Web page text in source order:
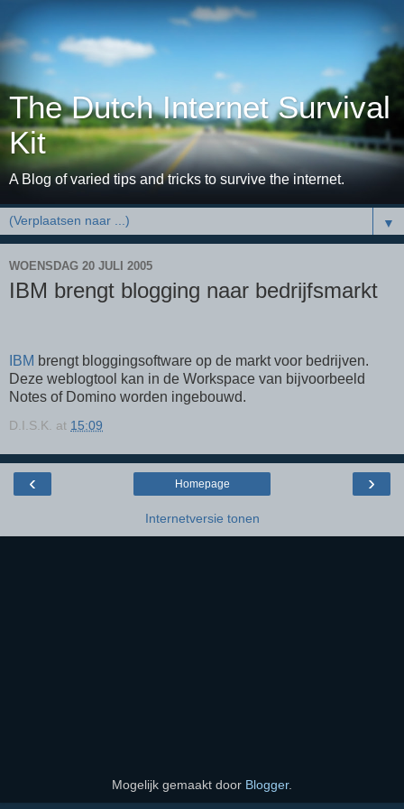
The Dutch Internet Survival
Kit
A Blog of varied tips and tricks to survive the internet.
▼
WOENSDAG 20 JULI 2005
IBM brengt blogging naar bedrijfsmarkt
IBM brengt bloggingsoftware op de markt voor bedrijven.
Deze weblogtool kan in de Workspace van bijvoorbeeld
Notes of Domino worden ingebouwd.
D.I.S.K. at 15:09
‹ ›
Homepage
Internetversie tonen
Mogelijk gemaakt door Blogger.